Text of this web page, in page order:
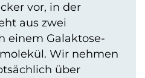
vor, in der
aus zwei
einem Galaktose-
Wir nehmen
über